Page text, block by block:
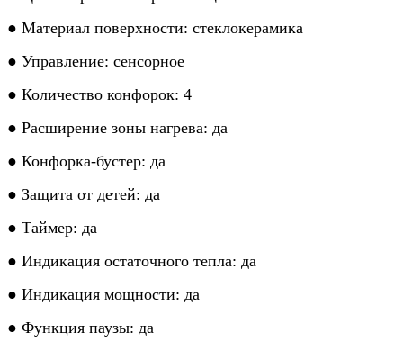
● Материал поверхности: стеклокерамика
● Управление: сенсорное
● Количество конфорок: 4
● Расширение зоны нагрева: да
● Конфорка-бустер: да
● Защита от детей: да
● Таймер: да
● Индикация остаточного тепла: да
● Индикация мощности: да
● Функция паузы: да